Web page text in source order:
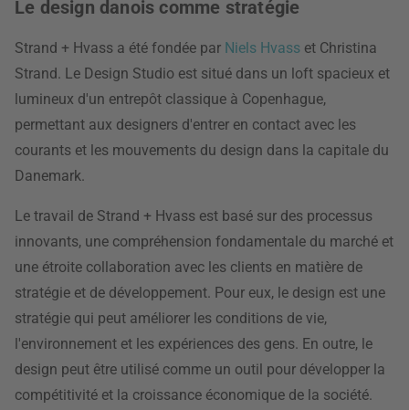
Le design danois comme stratégie
Strand + Hvass a été fondée par Niels Hvass et Christina
Strand. Le Design Studio est situé dans un loft spacieux et
lumineux d'un entrepôt classique à Copenhague,
permettant aux designers d'entrer en contact avec les
courants et les mouvements du design dans la capitale du
Danemark.
Le travail de Strand + Hvass est basé sur des processus
innovants, une compréhension fondamentale du marché et
une étroite collaboration avec les clients en matière de
stratégie et de développement. Pour eux, le design est une
stratégie qui peut améliorer les conditions de vie,
l'environnement et les expériences des gens. En outre, le
design peut être utilisé comme un outil pour développer la
compétitivité et la croissance économique de la société.